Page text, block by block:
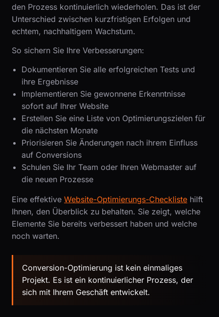
den Prozess kontinuierlich wiederholen. Das ist der
Unterschied zwischen kurzfristigen Erfolgen und
echtem, nachhaltigem Wachstum.
So sichern Sie Ihre Verbesserungen:
Dokumentieren Sie alle erfolgreichen Tests und
ihre Ergebnisse
Implementieren Sie gewonnene Erkenntnisse
sofort auf Ihrer Website
Erstellen Sie eine Liste von Optimierungszielen für
die nächsten Monate
Priorisieren Sie Änderungen nach ihrem Einfluss
auf Conversions
Schulen Sie Ihr Team oder Ihren Webmaster auf
die neuen Prozesse
Eine effektive Website-Optimierungs-Checkliste hilft
Ihnen, den Überblick zu behalten. Sie zeigt, welche
Elemente Sie bereits verbessert haben und welche
noch warten.
Conversion-Optimierung ist kein einmaliges
Projekt. Es ist ein kontinuierlicher Prozess, der
sich mit Ihrem Geschäft entwickelt.